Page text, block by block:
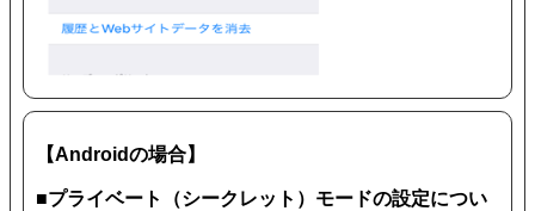
【Androidの場合】
■プライベート（シークレット）モードの設定につい